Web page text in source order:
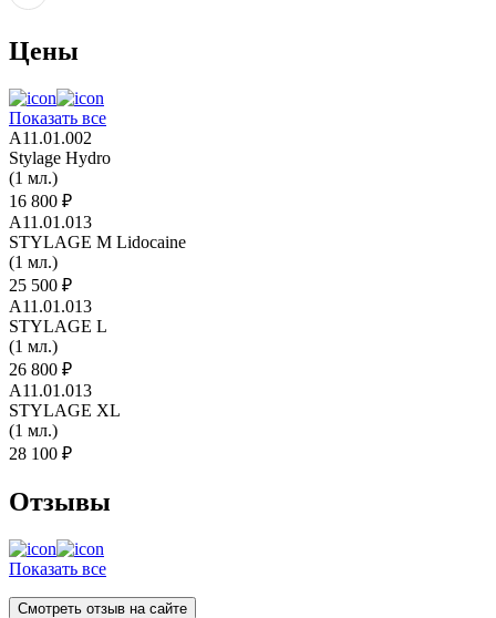
Цены
Показать все
A11.01.002
Stylage Hydro
(1 мл.)
16 800 ₽
A11.01.013
STYLAGE M Lidocaine
(1 мл.)
25 500 ₽
A11.01.013
STYLAGE L
(1 мл.)
26 800 ₽
A11.01.013
STYLAGE XL
(1 мл.)
28 100 ₽
Отзывы
Показать все
Смотреть отзыв на сайте